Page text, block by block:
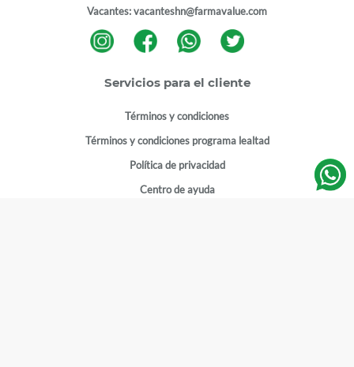
Vacantes:vacanteshn@farmavalue.com
Servicios para el cliente
Términos y condiciones
Términos y condiciones programa lealtad
Política de privacidad
Centro de ayuda